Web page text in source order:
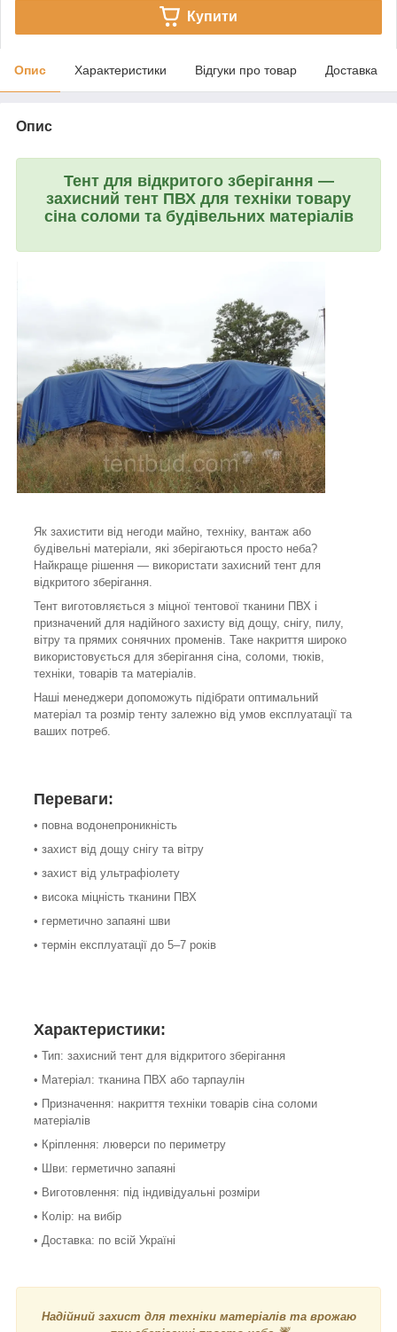
Купити
Опис Характеристики Відгуки про товар Доставка
Опис
Тент для відкритого зберігання —
захисний тент ПВХ для техніки товару
сіна соломи та будівельних матеріалів
Як захистити від негоди майно, техніку, вантаж або
будівельні матеріали, які зберігаються просто неба?
Найкраще рішення — використати захисний тент для
відкритого зберігання.
Тент виготовляється з міцної тентової тканини ПВХ і
призначений для надійного захисту від дощу, снігу, пилу,
вітру та прямих сонячних променів. Таке накриття широко
використовується для зберігання сіна, соломи, тюків,
техніки, товарів та матеріалів.
Наші менеджери допоможуть підібрати оптимальний
матеріал та розмір тенту залежно від умов експлуатації та
ваших потреб.
Переваги:
• повна водонепроникність
• захист від дощу снігу та вітру
• захист від ультрафіолету
• висока міцність тканини ПВХ
• герметично запаяні шви
• термін експлуатації до 5–7 років
Характеристики:
• Тип: захисний тент для відкритого зберігання
• Матеріал: тканина ПВХ або тарпаулін
• Призначення: накриття техніки товарів сіна соломи
матеріалів
• Кріплення: люверси по периметру
• Шви: герметично запаяні
• Виготовлення: під індивідуальні розміри
• Колір: на вибір
• Доставка: по всій Україні
Надійний захист для техніки матеріалів та врожаю